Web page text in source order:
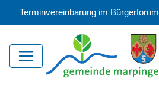
Terminvereinbarung im Bürgerforum